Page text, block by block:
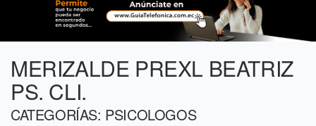
MERIZALDE PREXL BEATRIZ
PS. CLI.
CATEGORÍAS: PSICOLOGOS